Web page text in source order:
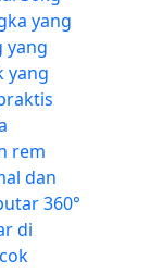
yang
yang
yang
rem
dan
360°
di